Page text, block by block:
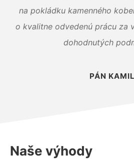
na pokládku kamenného
o kvalitne odvedenú prácu za
dohodnutých
PÁN KAMIL
Naše výhody